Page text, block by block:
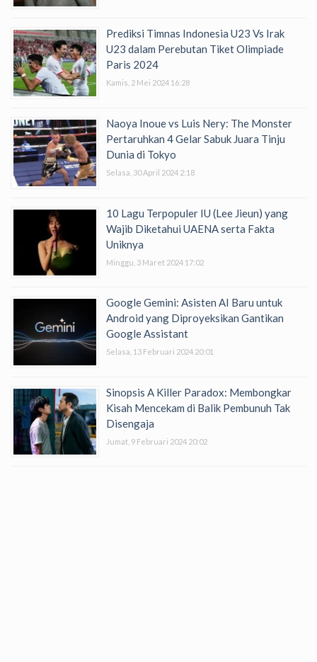
Prediksi Timnas Indonesia U23 Vs Irak
U23 dalam Perebutan Tiket Olimpiade
Paris 2024
Kamis, 2 Mei 2024 16:28
Naoya Inoue vs Luis Nery: The Monster
Pertaruhkan 4 Gelar Sabuk Juara Tinju
Dunia di Tokyo
Selasa, 30 April 2024 2:18
10 Lagu Terpopuler IU (Lee Jieun) yang
Wajib Diketahui UAENA serta Fakta
Uniknya
Minggu, 3 Maret 2024 17:02
Google Gemini: Asisten AI Baru untuk
Android yang Diproyeksikan Gantikan
Google Assistant
Selasa, 13 Februari 2024 20:01
Sinopsis A Killer Paradox: Membongkar
Kisah Mencekam di Balik Pembunuh Tak
Disengaja
Jumat, 9 Februari 2024 20:02